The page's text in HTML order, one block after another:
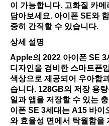
이 가능합니다. 고화질 카메
담아보세요. 아이폰 SE와
중히 간직할 수 있습니다.
상세 설명
Apple의 2022 아이폰 SE 3
디자인을 겸비한 스마트폰
색상으로 제공되어 우아함
습니다. 128GB의 저장 용
일과 앱을 저장할 수 있는
이폰 SE 3세대는 A15 바이
와 효율성 면에서 탁월함을